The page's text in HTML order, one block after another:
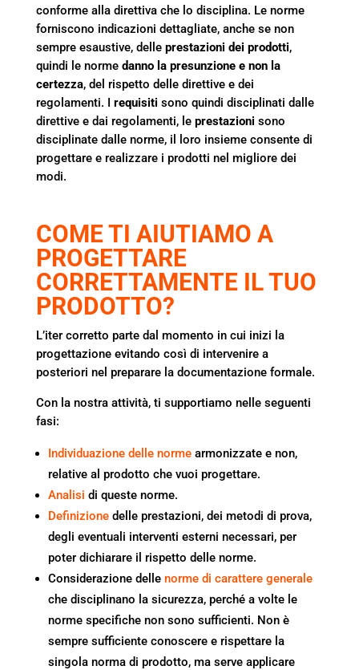
conforme alla direttiva che lo disciplina. Le norme
forniscono indicazioni dettagliate, anche se non
sempre esaustive, delle prestazioni dei prodotti,
quindi le norme danno la presunzione e non la
certezza, del rispetto delle direttive e dei
regolamenti. I requisiti sono quindi disciplinati dalle
direttive e dai regolamenti, le prestazioni sono
disciplinate dalle norme, il loro insieme consente di
progettare e realizzare i prodotti nel migliore dei
modi.
COME TI AIUTIAMO A
PROGETTARE
CORRETTAMENTE IL TUO
PRODOTTO?
L’iter corretto parte dal momento in cui inizi la
progettazione evitando così di intervenire a
posteriori nel preparare la documentazione formale.
Con la nostra attività, ti supportiamo nelle seguenti
fasi:
Individuazione delle normearmonizzate e non,
relative al prodotto che vuoi progettare.
Analisi di queste norme.
Definizionedelle prestazioni, dei metodi di prova,
degli eventuali interventi esterni necessari, per
poter dichiarare il rispetto delle norme.
Considerazione delle norme di carattere generale
che disciplinano la sicurezza, perché a volte le
norme specifiche non sono sufficienti. Non è
sempre sufficiente conoscere e rispettare la
singola norma di prodotto, ma serve applicare